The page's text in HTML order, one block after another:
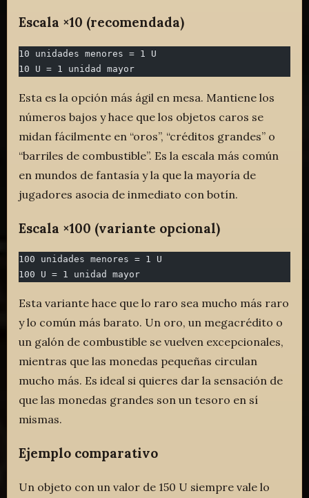
Escala ×10 (recomendada)
10 unidades menores = 1 U
10 U = 1 unidad mayor
Esta es la opción más ágil en mesa. Mantiene los
números bajos y hace que los objetos caros se
midan fácilmente en “oros”, “créditos grandes” o
“barriles de combustible”. Es la escala más común
en mundos de fantasía y la que la mayoría de
jugadores asocia de inmediato con botín.
Escala ×100 (variante opcional)
100 unidades menores = 1 U
100 U = 1 unidad mayor
Esta variante hace que lo raro sea mucho más raro
y lo común más barato. Un oro, un megacrédito o
un galón de combustible se vuelven excepcionales,
mientras que las monedas pequeñas circulan
mucho más. Es ideal si quieres dar la sensación de
que las monedas grandes son un tesoro en sí
mismas.
Ejemplo comparativo
Un objeto con un valor de 150 U siempre vale lo